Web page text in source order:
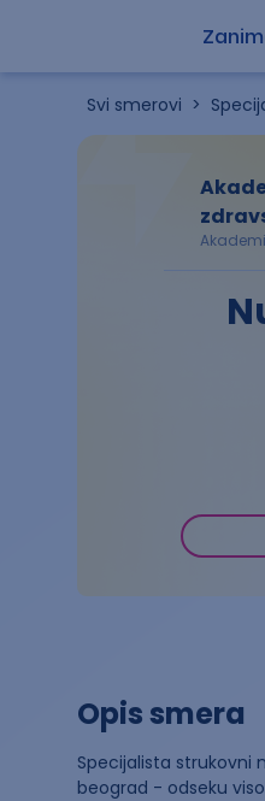
Svi smerovi >
Opis smera
Specijalista strukovni
beograd - odseku